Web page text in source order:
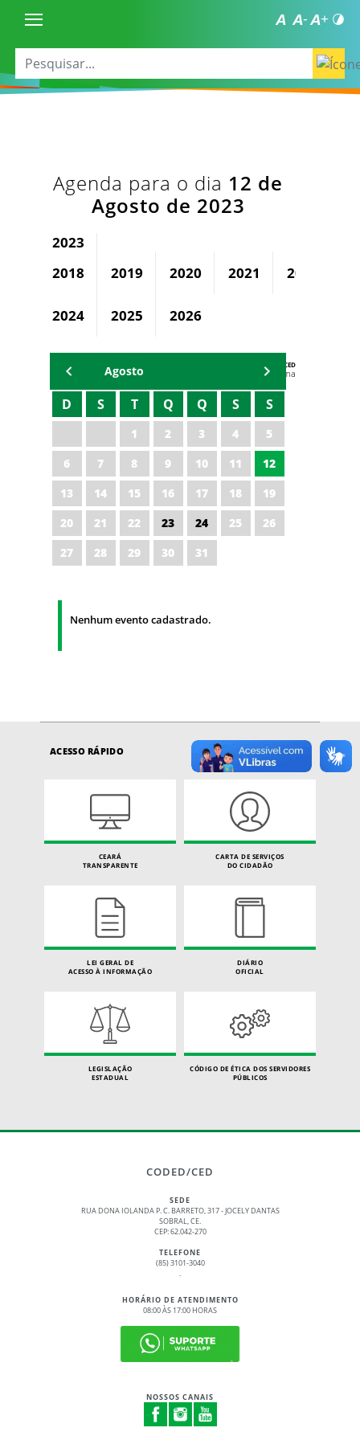
Agenda para o dia 12 de
Agosto de 2023
2023
2018
2019 2020 2021 2022
2024 2025 2026
AGENDA DA CODED/CED
Vagna Lima
Agosto
D S T Q Q S S
1 2 3 4
5
6
7 8 9 10 11
12
13
14 15 16 17 18
19
20
21 22 23 24 25
26
27
28 29 30 31
Nenhum evento cadastrado.
ACESSO RÁPIDO
CEARÁ
TRANSPARENTE
CARTA DE SERVIÇOS
DO CIDADÃO
LEI GERAL DE
ACESSO À INFORMAÇÃO
DIÁRIO
OFICIAL
LEGISLAÇÃO
ESTADUAL
CÓDIGO DE ÉTICA DOS SERVIDORES
PÚBLICOS
CODED/CED
SEDE
RUA DONA IOLANDA P. C. BARRETO, 317 - JOCELY DANTAS
SOBRAL, CE.
CEP: 62.042-270
TELEFONE
(85) 3101-3040
.
HORÁRIO DE ATENDIMENTO
08:00 ÀS 17:00 HORAS
NOSSOS CANAIS